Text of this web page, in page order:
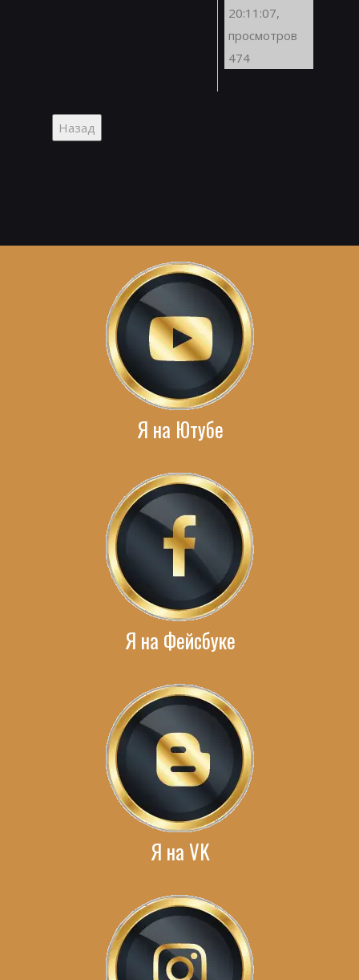
20:11:07,
просмотров
474
Я на Ютубе
Я на Фейсбуке
Я на VK